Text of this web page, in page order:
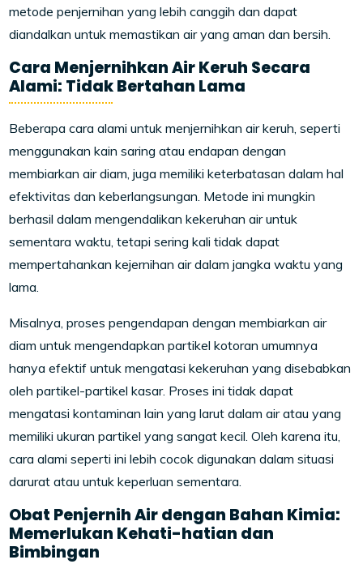
metode penjernihan yang lebih canggih dan dapat
diandalkan untuk memastikan air yang aman dan bersih.
Cara Menjernihkan Air Keruh Secara
Alami: Tidak Bertahan Lama
Beberapa cara alami untuk menjernihkan air keruh, seperti
menggunakan kain saring atau endapan dengan
membiarkan air diam, juga memiliki keterbatasan dalam hal
efektivitas dan keberlangsungan. Metode ini mungkin
berhasil dalam mengendalikan kekeruhan air untuk
sementara waktu, tetapi sering kali tidak dapat
mempertahankan kejernihan air dalam jangka waktu yang
lama.
Misalnya, proses pengendapan dengan membiarkan air
diam untuk mengendapkan partikel kotoran umumnya
hanya efektif untuk mengatasi kekeruhan yang disebabkan
oleh partikel-partikel kasar. Proses ini tidak dapat
mengatasi kontaminan lain yang larut dalam air atau yang
memiliki ukuran partikel yang sangat kecil. Oleh karena itu,
cara alami seperti ini lebih cocok digunakan dalam situasi
darurat atau untuk keperluan sementara.
Obat Penjernih Air dengan Bahan Kimia:
Memerlukan Kehati-hatian dan
Bimbingan